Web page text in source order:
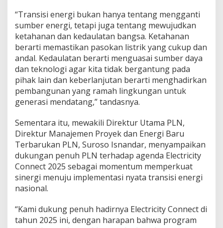
g
g
u
h
d
a
n
B
e
r
d
u
a
t
“Transisi energi bukan hanya tentang mengganti
sumber energi, tetapi juga tentang mewujudkan
ketahanan dan kedaulatan bangsa. Ketahanan
berarti memastikan pasokan listrik yang cukup dan
andal. Kedaulatan berarti menguasai sumber daya
dan teknologi agar kita tidak bergantung pada
pihak lain dan keberlanjutan berarti menghadirkan
pembangunan yang ramah lingkungan untuk
generasi mendatang,” tandasnya.
Sementara itu, mewakili Direktur Utama PLN,
Direktur Manajemen Proyek dan Energi Baru
Terbarukan PLN, Suroso Isnandar, menyampaikan
dukungan penuh PLN terhadap agenda Electricity
Connect 2025 sebagai momentum memperkuat
sinergi menuju implementasi nyata transisi energi
nasional.
“Kami dukung penuh hadirnya Electricity Connect di
tahun 2025 ini, dengan harapan bahwa program